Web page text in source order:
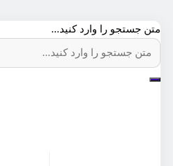
متن جستجو را وارد کنید...